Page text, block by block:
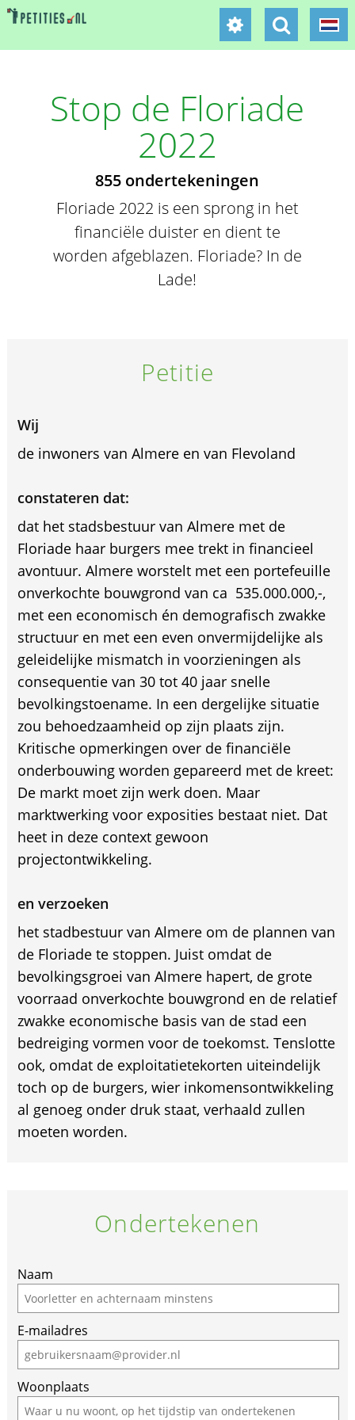
Stop de Floriade
2022
855 ondertekeningen
Floriade 2022 is een sprong in het
financiële duister en dient te
worden afgeblazen. Floriade? In de
Lade!
Petitie
Wij
de inwoners van Almere en van Flevoland
constateren dat:
dat het stadsbestuur van Almere met de
Floriade haar burgers mee trekt in financieel
avontuur. Almere worstelt met een portefeuille
onverkochte bouwgrond van ca  535.000.000,-,
met een economisch én demografisch zwakke
structuur en met een even onvermijdelijke als
geleidelijke mismatch in voorzieningen als
consequentie van 30 tot 40 jaar snelle
bevolkingstoename. In een dergelijke situatie
zou behoedzaamheid op zijn plaats zijn.
Kritische opmerkingen over de financiële
onderbouwing worden gepareerd met de kreet:
De markt moet zijn werk doen. Maar
marktwerking voor exposities bestaat niet. Dat
heet in deze context gewoon
projectontwikkeling.
en verzoeken
het stadbestuur van Almere om de plannen van
de Floriade te stoppen. Juist omdat de
bevolkingsgroei van Almere hapert, de grote
voorraad onverkochte bouwgrond en de relatief
zwakke economische basis van de stad een
bedreiging vormen voor de toekomst. Tenslotte
ook, omdat de exploitatietekorten uiteindelijk
toch op de burgers, wier inkomensontwikkeling
al genoeg onder druk staat, verhaald zullen
moeten worden.
Ondertekenen
Naam
E-mailadres
Woonplaats